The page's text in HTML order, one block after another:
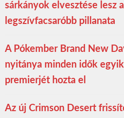
sárkányok elvesztése lesz
legszívfacsaróbb pillanata
A Pókember Brand New
nyitánya minden idők
premierjét hozta el
Az új Crimson Desert